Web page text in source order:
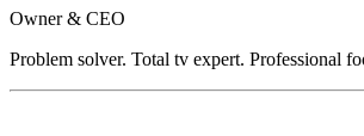
Owner & CEO
Problem solver. Total tv expert. Professional